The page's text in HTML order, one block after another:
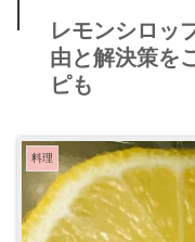
レモンシロッ
由と解決策を
ピも
料理